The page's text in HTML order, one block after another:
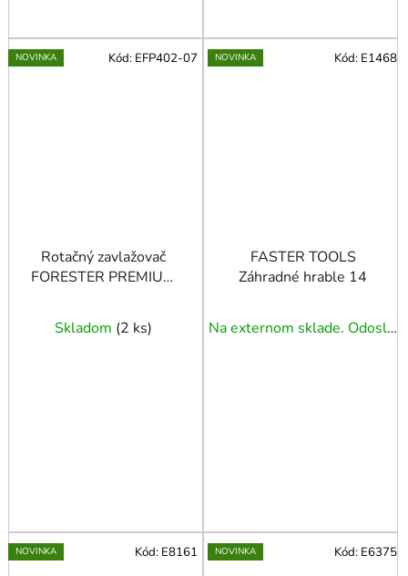
NOVINKA
Rotačný zavlažovač
FORESTER PREMIUM
Skladom (2 ks)
Kód: EFP402-07 NOVINKA
FASTER TOOLS
Záhradné hrable 14
Na externom sklade. Odoslanie 3 - 5 prac. dní.
Kód: E1468
NOVINKA Kód: E8161 NOVINKA Kód: E6375